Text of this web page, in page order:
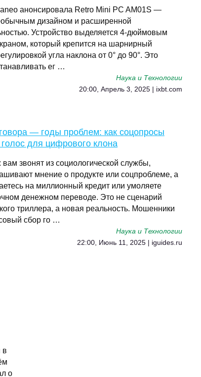
анонсировала Retro Mini PC AM01S —
дизайном и расширенной
Устройство выделяется 4-дюймовым
который крепится на шарнирный
угла наклона от 0° до 90°. Это
ег …
Наука и Технологии
20:00, Апрель 3, 2025 | ixbt.com
— годы проблем: как соцопросы
для цифрового клона
вам звонят из социологической службы,
мнение о продукте или соцпроблеме, а
на миллионный кредит или умоляете
денежном переводе. Это не сценарий
триллера, а новая реальность. Мошенники
сбор го …
Наука и Технологии
22:00, Июнь 11, 2025 | iguides.ru
в
о